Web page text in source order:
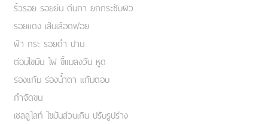
ริ้วรอย รอยย่น ตีนกา ยกกระชับผิว
รอยแดง เส้นเลือดฟอย
ฝ้า กระ รอยดำ ปาน
ต่อมไขมัน ไฝ ขี้แมลงวัน หูด
ร่องแก้ม ร่องน้ำตา แก้มตอบ
กำจัดขน
เชลลูไลท์ ไขมันส่วนเกิน ปรับรูปร่าง